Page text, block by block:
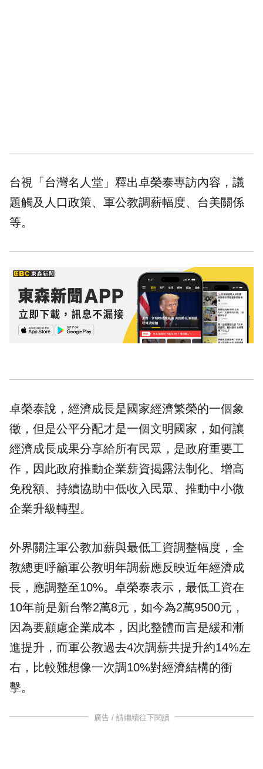
台視「台灣名人堂」釋出卓榮泰專訪內容，議
題觸及人口政策、軍公教調薪幅度、台美關係
等。
卓榮泰說，經濟成長是國家經濟繁榮的一個象
徵，但是公平分配才是一個文明國家，如何讓
經濟成長成果分享給所有民眾，是政府重要工
作，因此政府推動企業薪資揭露法制化、增高
免稅額、持續協助中低收入民眾、推動中小微
企業升級轉型。
外界關注軍公教加薪與最低工資調整幅度，全
教總更呼籲軍公教明年調薪應反映近年經濟成
長，應調整至10%。卓榮泰表示，最低工資在
10年前是新台幣2萬8元，如今為2萬9500元，
因為要顧慮企業成本，因此整體而言是緩和漸
進提升，而軍公教過去4次調薪共提升約14%左
右，比較難想像一次調10%對經濟結構的衝
擊。
廣告 / 請繼續往下閱讀